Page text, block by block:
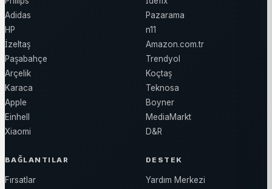
Adidas
HP
İzeltaş
Paşabahçe
Arçelik
Karaca
Apple
Einhell
Xiaomi
Pazarama
n11
Amazon.com.tr
Trendyol
Koçtaş
Teknosa
Boyner
MediaMarkt
D&R
BAĞLANTILAR
Fırsatlar
DESTEK
Yardım Merkezi